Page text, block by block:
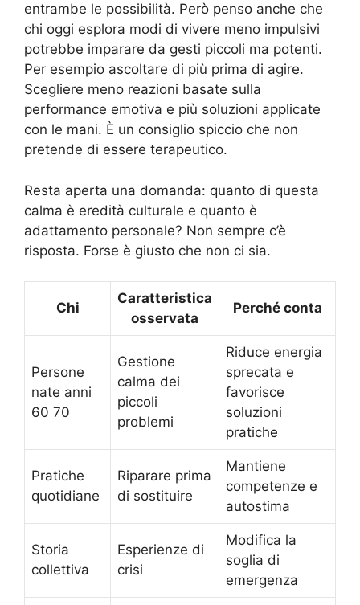
entrambe le possibilità. Però penso anche che
chi oggi esplora modi di vivere meno impulsivi
potrebbe imparare da gesti piccoli ma potenti.
Per esempio ascoltare di più prima di agire.
Scegliere meno reazioni basate sulla
performance emotiva e più soluzioni applicate
con le mani. È un consiglio spiccio che non
pretende di essere terapeutico.
Resta aperta una domanda: quanto di questa
calma è eredità culturale e quanto è
adattamento personale? Non sempre c’è
risposta. Forse è giusto che non ci sia.
Chi
Caratteristica
osservata
Perché conta
Persone
nate anni
60 70
Gestione
calma dei
piccoli
problemi
Riduce energia
sprecata e
favorisce
soluzioni
pratiche
Pratiche
quotidiane
Riparare prima
di sostituire
Mantiene
competenze e
autostima
Storia
collettiva
Esperienze di
crisi
Modifica la
soglia di
emergenza